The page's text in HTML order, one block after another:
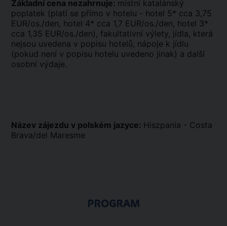
Základní cena nezahrnuje: místní katalánský
poplatek (platí se přímo v hotelu - hotel 5* cca 3,75
EUR/os./den, hotel 4* cca 1,7 EUR/os./den, hotel 3*
cca 1,35 EUR/os./den), fakultativní výlety, jídla, která
nejsou uvedena v popisu hotelů, nápoje k jídlu
(pokud není v popisu hotelu uvedeno jinak) a další
osobní výdaje.
Název zájezdu v polském jazyce: Hiszpania - Costa
Brava/del Maresme
PROGRAM